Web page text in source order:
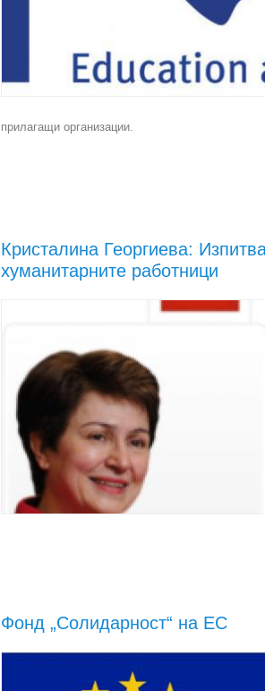
прилагащи организации.
Кристалина Георгиева:
хуманитарните работници
Фонд „Солидарност“ на ЕС